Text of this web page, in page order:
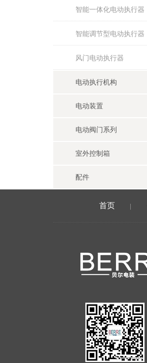
智能一体化电动执行器
智能调节型电动执行器
风门电动执行器
电动执行机构
电动装置
电动阀门系列
室外控制箱
配件
首页